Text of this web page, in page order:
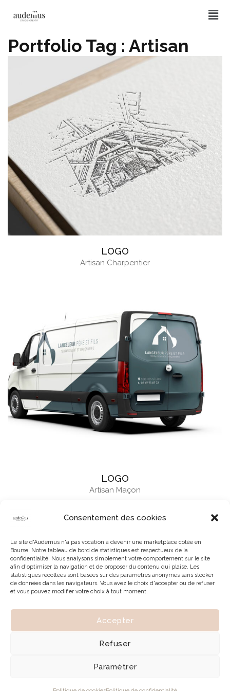
Consentement des cookies
Le site d'Audemus n'a pas vocation à devenir une marketplace cotée en
Bourse. Notre tableau de bord de statistiques est respectueux de la
confidentialité. Nous analysons simplement votre comportement sur le site
afin d'optimiser la navigation et de proposer du contenu qui plaise. Les
statistiques récoltées sont basées sur des paramètres anonymes sans stocker
de données dans les navigateurs. Vous avez le choix d'accepter ou de refuser
et vous pouvez modifier votre choix à tout moment.
Accepter
Refuser
Paramétrer
Portfolio Tag : Artisan
LOGO
Artisan Charpentier
LOGO
Artisan Maçon
© 2026 | Tous droits réservés à Audemus